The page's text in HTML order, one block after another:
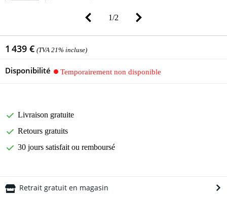
1/2
1 439 € (TVA 21% incluse)
Disponibilité Temporairement non disponible
Livraison gratuite
Retours gratuits
30 jours satisfait ou remboursé
Retrait gratuit en magasin